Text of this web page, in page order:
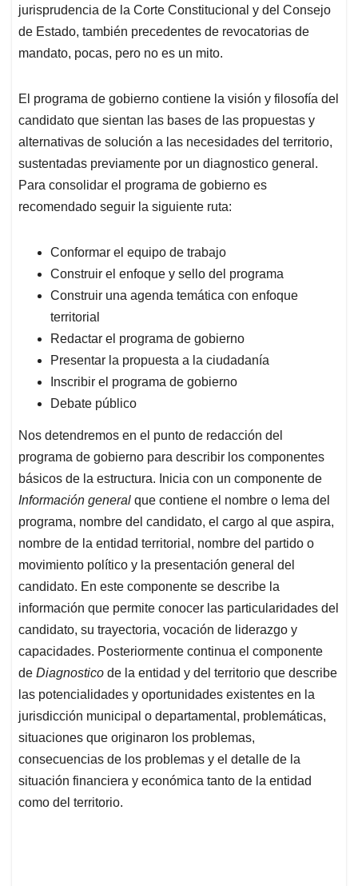
jurisprudencia de la Corte Constitucional y del Consejo
de Estado, también precedentes de revocatorias de
mandato, pocas, pero no es un mito.
El programa de gobierno contiene la visión y filosofía del
candidato que sientan las bases de las propuestas y
alternativas de solución a las necesidades del territorio,
sustentadas previamente por un diagnostico general.
Para consolidar el programa de gobierno es
recomendado seguir la siguiente ruta:
Conformar el equipo de trabajo
Construir el enfoque y sello del programa
Construir una agenda temática con enfoque
territorial
Redactar el programa de gobierno
Presentar la propuesta a la ciudadanía
Inscribir el programa de gobierno
Debate público
Nos detendremos en el punto de redacción del
programa de gobierno para describir los componentes
básicos de la estructura. Inicia con un componente de
Información general que contiene el nombre o lema del
programa, nombre del candidato, el cargo al que aspira,
nombre de la entidad territorial, nombre del partido o
movimiento político y la presentación general del
candidato. En este componente se describe la
información que permite conocer las particularidades del
candidato, su trayectoria, vocación de liderazgo y
capacidades. Posteriormente continua el componente
de Diagnostico de la entidad y del territorio que describe
las potencialidades y oportunidades existentes en la
jurisdicción municipal o departamental, problemáticas,
situaciones que originaron los problemas,
consecuencias de los problemas y el detalle de la
situación financiera y económica tanto de la entidad
como del territorio.